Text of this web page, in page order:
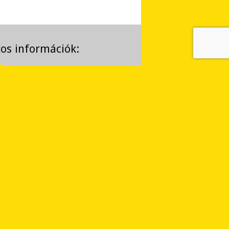
információk: